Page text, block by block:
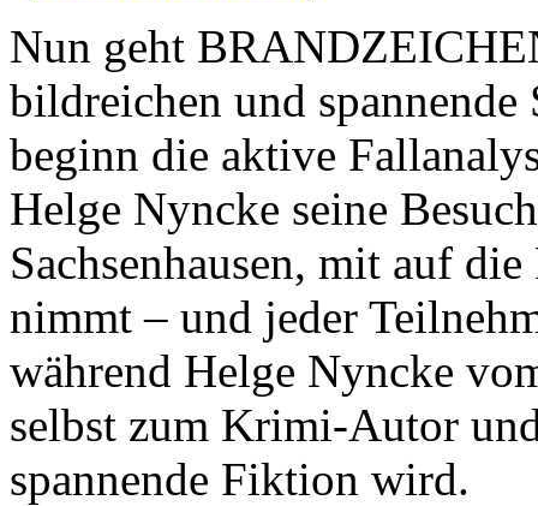
Nun geht
bildreichen und spannende
beginn die aktive
Helge Nyncke seine
Sachsenhausen, mit auf
nimmt – und jeder
während Helge Nyncke
selbst zum Krimi-Autor
spannende Fiktion wird.